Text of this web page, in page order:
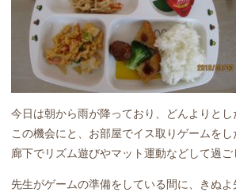
今日は朝から雨が降っており、どんよりとし
この機会にと、お部屋でイス取りゲームをし
廊下でリズム遊びやマット運動などして過
先生がゲームの準備をしている間に、きぬ